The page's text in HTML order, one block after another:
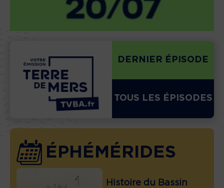
DERNIER ÉPISODE
TOUS LES ÉPISODES
ÉPHÉMÉRIDES
Histoire du Bassin